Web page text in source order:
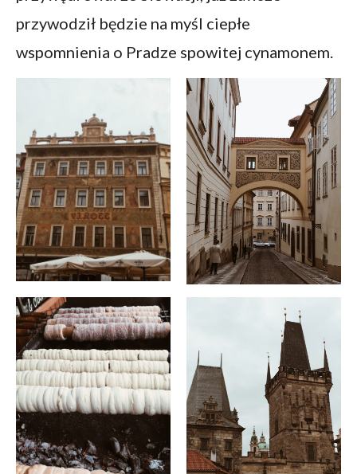
przywodził będzie na myśl ciepłe
wspomnienia o Pradze spowitej cynamonem.